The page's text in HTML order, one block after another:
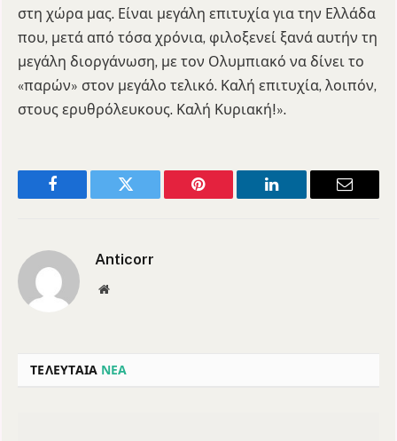
στη χώρα μας. Είναι μεγάλη επιτυχία για την Ελλάδα
που, μετά από τόσα χρόνια, φιλοξενεί ξανά αυτήν τη
μεγάλη διοργάνωση, με τον Ολυμπιακό να δίνει το
«παρών» στον μεγάλο τελικό. Καλή επιτυχία, λοιπόν,
στους ερυθρόλευκους. Καλή Κυριακή!».
Facebook Twitter Pinterest LinkedIn Email
Anticorr
Website
ΤΕΛΕΥΤΑΙΑ ΝΕΑ